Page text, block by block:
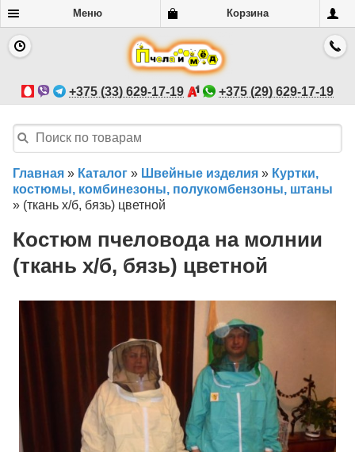
Меню Корзина
+375 (33) 629-17-19 +375 (29) 629-17-19
Главная » Каталог » Швейные изделия » Куртки,
костюмы, комбинезоны, полукомбензоны, штаны
» (ткань х/б, бязь) цветной
Костюм пчеловода на молнии
(ткань х/б, бязь) цветной